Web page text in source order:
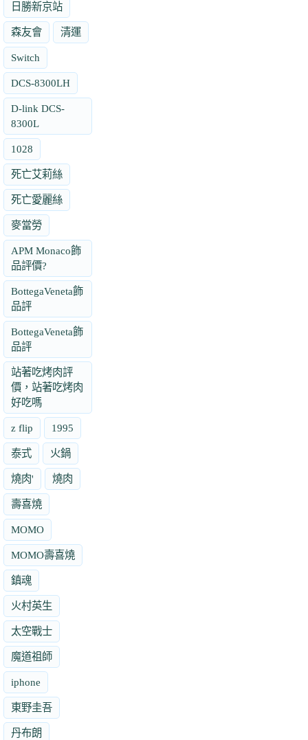
日勝新京站
森友會 清運
Switch
DCS-8300LH
D-link DCS-
8300L
1028
死亡艾莉絲
死亡愛麗絲
麥當勞
APM Monaco飾
品評價?
BottegaVeneta飾
品評
BottegaVeneta飾
品評
站著吃烤肉評
價，站著吃烤肉
好吃嗎
z flip 1995
泰式 火鍋
燒肉' 燒肉
壽喜燒
MOMO
MOMO壽喜燒
鎮魂
火村英生
太空戰士
魔道祖師
iphone
東野圭吾
丹布朗